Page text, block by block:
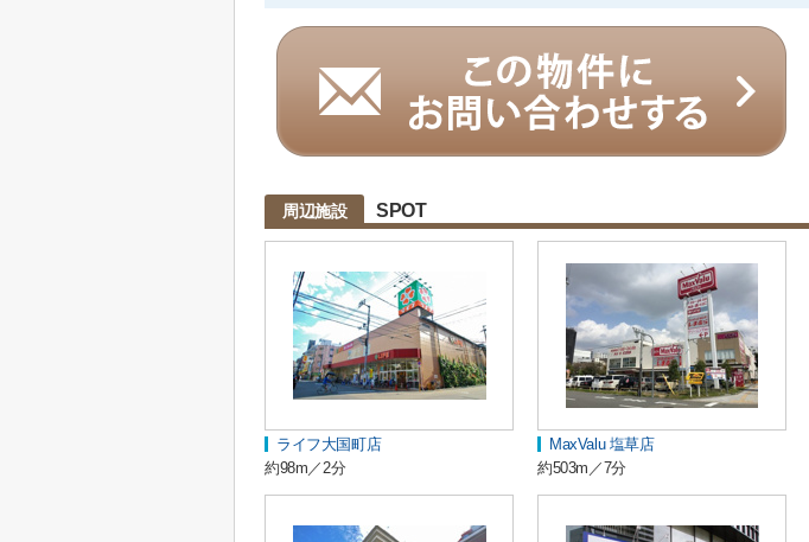
周辺施設 SPOT
ライフ大国町店
約98m／2分
MaxValu 塩草店
約503m／7分